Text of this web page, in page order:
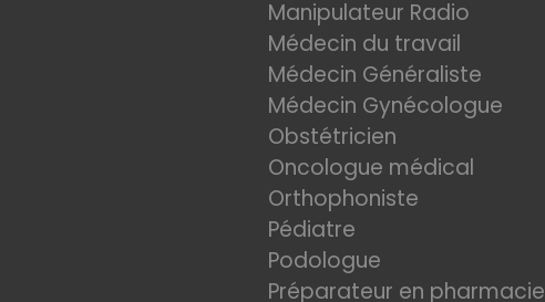
Manipulateur Radio
Médecin du travail
Médecin Généraliste
Médecin Gynécologue
Obstétricien
Oncologue médical
Orthophoniste
Pédiatre
Podologue
Préparateur en pharmacie